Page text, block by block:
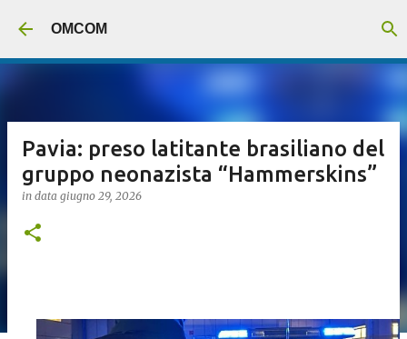
OMCOM
Pavia: preso latitante brasiliano del
gruppo neonazista “Hammerskins”
in data giugno 29, 2026